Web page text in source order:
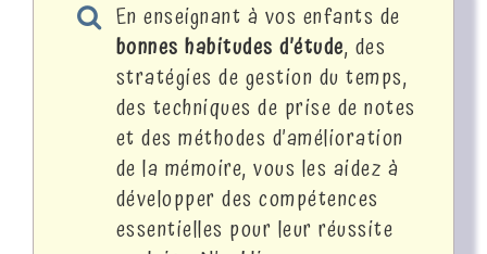
En enseignant à vos enfants de
bonnes habitudes d’étude, des
stratégies de gestion du temps,
des techniques de prise de notes
et des méthodes d’amélioration
de la mémoire, vous les aidez à
développer des compétences
essentielles pour leur réussite